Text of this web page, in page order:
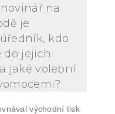
na
je
kdo
do jejich
jaké volební
východní tisk